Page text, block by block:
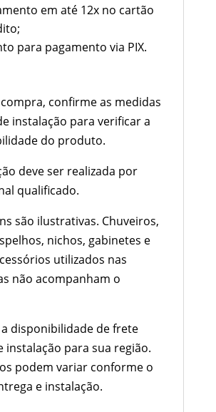
em até 12x no cartão
para pagamento via PIX.
confirme as medidas
instalação para verificar a
do produto.
deve ser realizada por
qualificado.
são ilustrativas. Chuveiros,
nichos, gabinetes e
utilizados nas
não acompanham o
disponibilidade de frete
instalação para sua região.
podem variar conforme o
e instalação.